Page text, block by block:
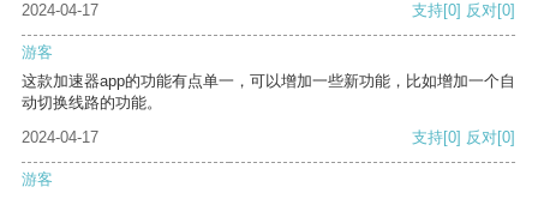
2024-04-17
支持[0] 反对[0]
游客
这款加速器app的功能有点单一，可以增加一些新功能，比如增加一个自
动切换线路的功能。
2024-04-17
支持[0] 反对[0]
游客